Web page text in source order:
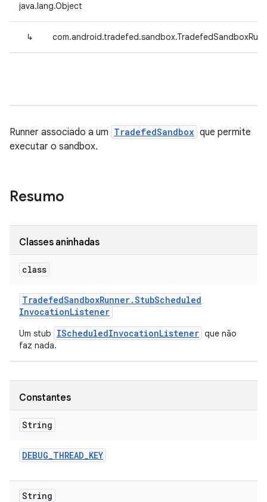
java.lang.Object
↳
Runner associado a um TradefedSandbox que permite
executar o sandbox.
Resumo
Classes aninhadas
class
TradefedSandboxRunner.StubScheduled
InvocationListener
Um stub IScheduledInvocationListener que não
faz nada.
Constantes
String
DEBUG_THREAD_KEY
String